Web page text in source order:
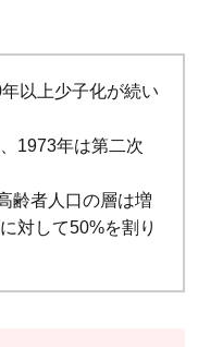
以上少子化が続い
1973年は第二次
齢者人口の層は増
対して50%を割り